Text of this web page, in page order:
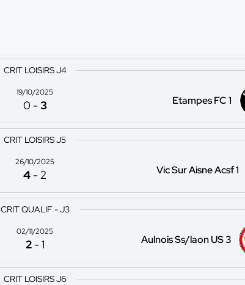
CRIT LOISIRS J4
19/10/2025
0 -3 Etampes FC 1
CRIT LOISIRS J5
26/10/2025
4 -2 Vic Sur Aisne Acsf 1
CRIT QUALIF - J3
02/11/2025
2 -1 Aulnois Ss/laon US 3
CRIT LOISIRS J6